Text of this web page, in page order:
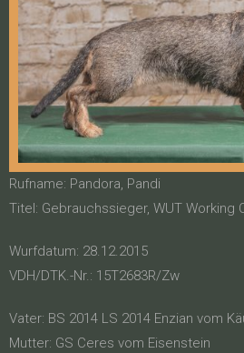
Rufname: Pandora, Pandi
Titel: Gebrauchssieger, WUT Working
Wurfdatum: 28.12.2015
VDH/DTK.-Nr.: 15T2683R/Zw
Vater: BS 2014 LS 2014 Enzian vom
Mutter: GS Ceres vom Eisenstein